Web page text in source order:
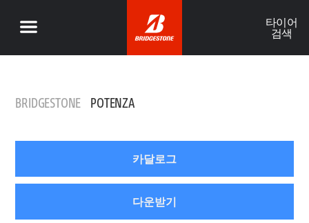
타이어
검색
BRIDGESTONE POTENZA
카달로그
다운받기